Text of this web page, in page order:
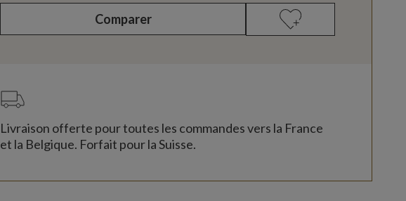
Comparer
Livraison offerte pour toutes les commandes vers la France
et la Belgique. Forfait pour la Suisse.